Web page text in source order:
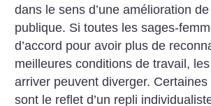
dans le sens d’une amélioration
publique. Si toutes les sages-
d’accord pour avoir plus de
meilleures conditions de travail,
arriver peuvent diverger.
sont le reflet d’un repli